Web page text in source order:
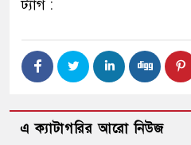
ট্যাগ :
এ ক্যাটাগরির আরো নিউজ